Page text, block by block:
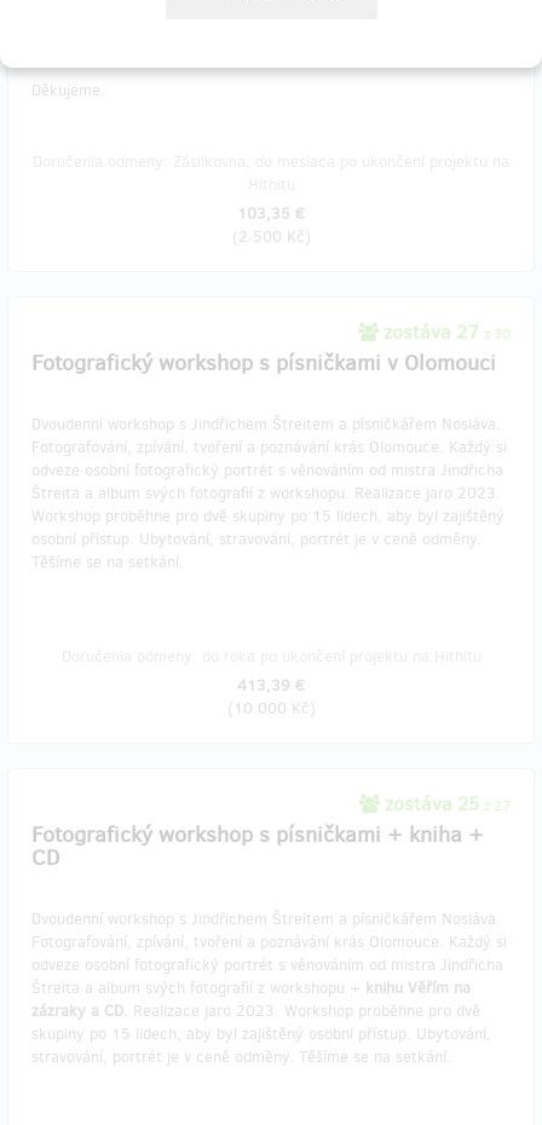
Děkujeme.
103,35 €
(2 500 Kč)
zostáva 27 z 30
Fotografický workshop s písničkami v Olomouci
Dvoudenní workshop s Jindřichem Štreitem a písničkářem Nosláva.
Fotografování, zpívání, tvoření a poznávání krás Olomouce. Každý si
odveze osobní fotografický portrét s věnováním od mistra Jindřicha
Štreita a album svých fotografií z workshopu. Realizace jaro 2023.
Workshop proběhne pro dvě skupiny po 15 lidech, aby byl zajištěný
osobní přístup. Ubytování, stravování, portrét je v ceně odměny.
Těšíme se na setkání.
413,39 €
(10 000 Kč)
zostáva 25 z 27
Fotografický workshop s písničkami + kniha +
CD
Dvoudenní workshop s Jindřichem Štreitem a písničkářem Nosláva.
Fotografování, zpívání, tvoření a poznávání krás Olomouce. Každý si
odveze osobní fotografický portrét s věnováním od mistra Jindřicha
Štreita a album svých fotografií z workshopu + knihu Věřím na
zázraky a CD. Realizace jaro 2023. Workshop proběhne pro dvě
skupiny po 15 lidech, aby byl zajištěný osobní přístup. Ubytování,
stravování, portrét je v ceně odměny. Těšíme se na setkání.